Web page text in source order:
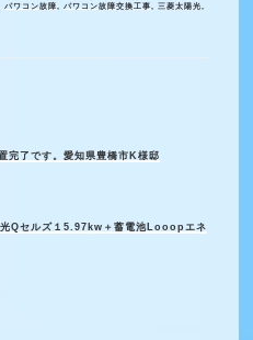
パワコン故障 パワコン故障交換工事 三菱太陽光
完了です。愛知県豊橋市K様邸
Qセルズ１5.97kw＋蓄電池Looopエネ